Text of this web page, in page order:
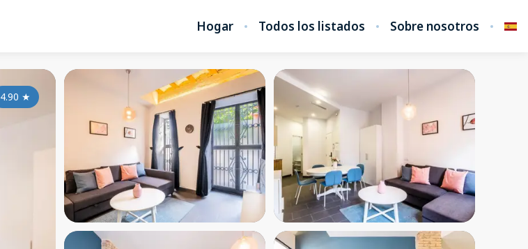
Hogar Todos los listados Sobre nosotros
4.90 ★